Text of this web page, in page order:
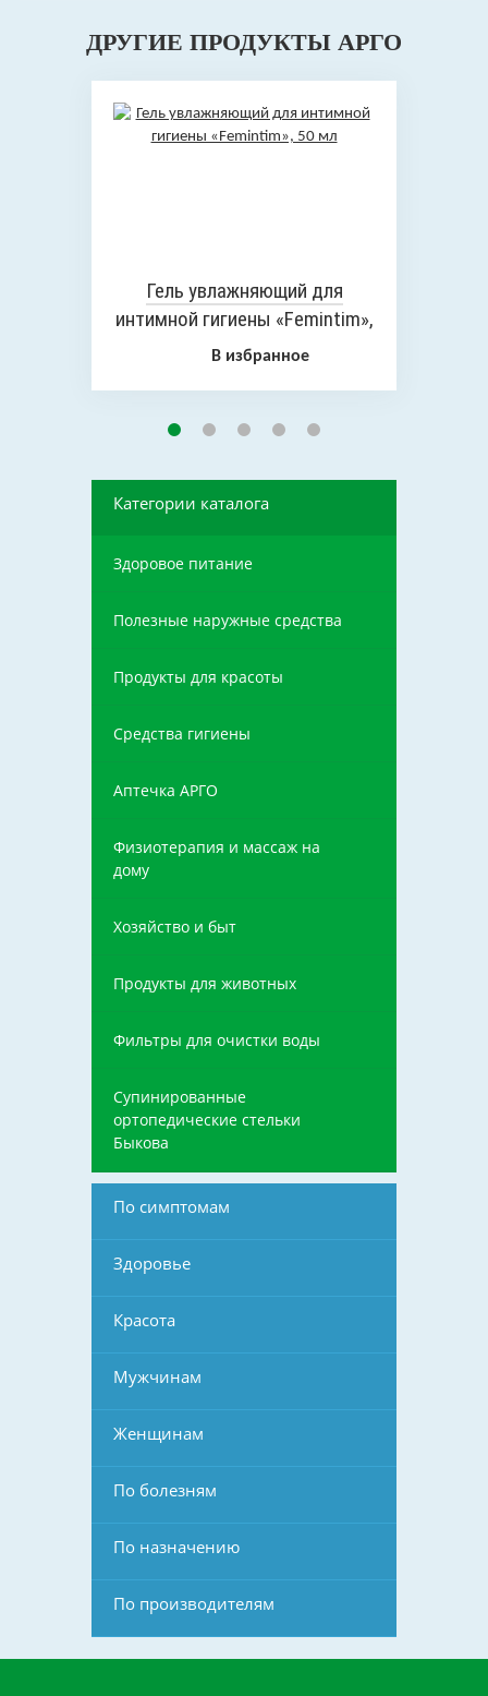
ДРУГИЕ ПРОДУКТЫ АРГО
Гель увлажняющий для
интимной гигиены «Femintim»,
50 мл
В избранное
Категории каталога
Здоровое питание
Полезные наружные средства
Продукты для красоты
Средства гигиены
Аптечка АРГО
Физиотерапия и массаж на
дому
Хозяйство и быт
Продукты для животных
Фильтры для очистки воды
Супинированные
ортопедические стельки
Быкова
По симптомам
Здоровье
Красота
Мужчинам
Женщинам
По болезням
По назначению
По производителям